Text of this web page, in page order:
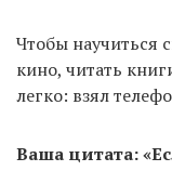
Чтобы научиться
кино, читать
легко: взял
Ваша цитата: